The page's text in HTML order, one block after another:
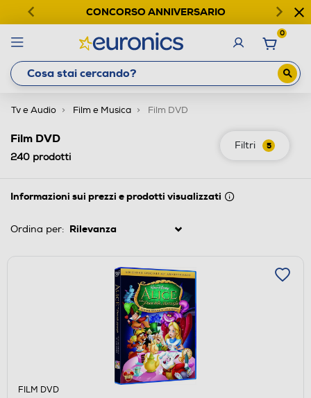
CONCORSO ANNIVERSARIO
0
Tv e Audio Film e Musica Film DVD
Filtri 5
Film DVD
240 prodotti
Informazioni sui prezzi e prodotti visualizzati
Ordina per:
FILM DVD